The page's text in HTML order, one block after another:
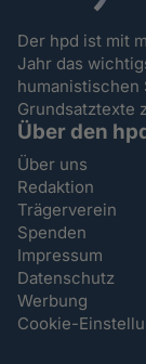
Der hpd ist mit
Jahr das
humanistischen
Grundsatztexte
Über den
Über uns
Redaktion
Trägerverein
Spenden
Impressum
Datenschutz
Werbung
Cookie-